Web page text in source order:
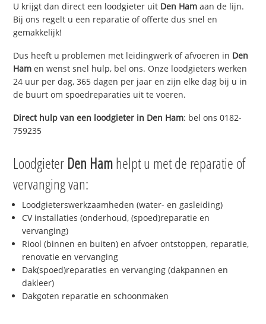
U krijgt dan direct een loodgieter uit Den Ham aan de lijn.
Bij ons regelt u een reparatie of offerte dus snel en
gemakkelijk!
Dus heeft u problemen met leidingwerk of afvoeren in Den
Ham en wenst snel hulp, bel ons. Onze loodgieters werken
24 uur per dag, 365 dagen per jaar en zijn elke dag bij u in
de buurt om spoedreparaties uit te voeren.
Direct hulp van een loodgieter in Den Ham: bel ons 0182-
759235
Loodgieter Den Hamhelpt u met de reparatie of
vervanging van:
Loodgieterswerkzaamheden (water- en gasleiding)
CV installaties (onderhoud, (spoed)reparatie en
vervanging)
Riool (binnen en buiten) en afvoer ontstoppen, reparatie,
renovatie en vervanging
Dak(spoed)reparaties en vervanging (dakpannen en
dakleer)
Dakgoten reparatie en schoonmaken